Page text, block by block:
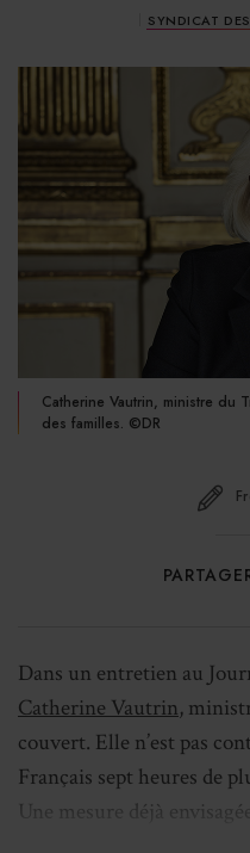
SYNDICAT
Catherine Vautrin, ministre du
des familles. ©DR
Dans un entretien au
Catherine Vautrin,
couvert. Elle n’est pas
Français sept heures de
Une mesure déjà